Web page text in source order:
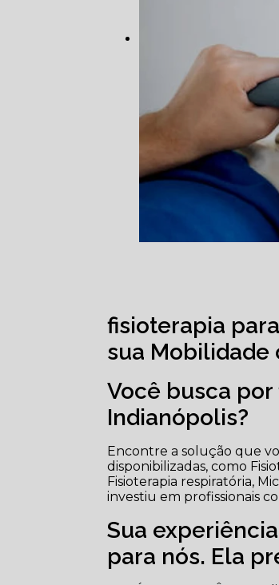
fisioterapia
sua Mobilidade
Você busca
Indianópolis?
Encontre a solução que
disponibilizadas, como
Fisioterapia respiratória,
investiu em profissionais
Sua experiência
para nós. Ela